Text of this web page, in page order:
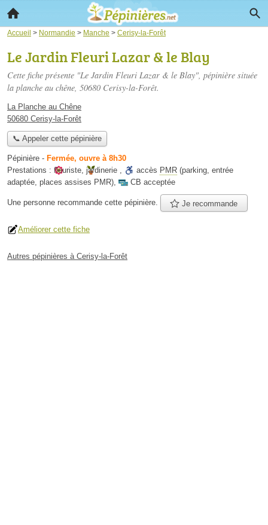
Accueil > Normandie > Manche > Cerisy-la-Forêt
Le Jardin Fleuri Lazar & le Blay
Cette fiche présente "Le Jardin Fleuri Lazar & le Blay", pépinière située
la planche au chêne, 50680 Cerisy-la-Forêt.
La Planche au Chêne
50680 Cerisy-la-Forêt
📞 Appeler cette pépinière
Pépinière - Fermée, ouvre à 8h30
Prestations : fleuriste, jardinerie , accès PMR (parking, entrée
adaptée, places assises PMR), CB acceptée
Une personne recommande cette pépinière. Je recommande
Améliorer cette fiche
Autres pépinières à Cerisy-la-Forêt